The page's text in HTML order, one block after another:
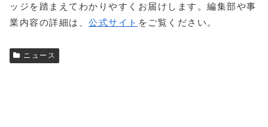
ッジを踏まえてわかりやすくお届けします。編集部や事
業内容の詳細は、 公式サイト をご覧ください。
ニュース